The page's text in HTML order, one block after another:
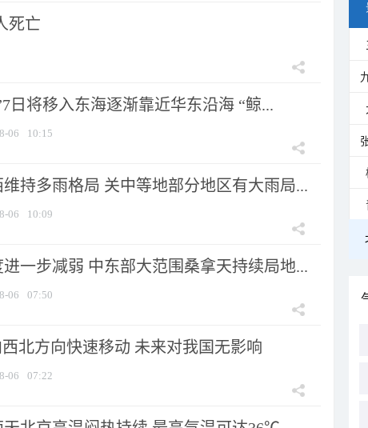
死亡
日将移入东海逐渐靠近华东沿海 “鲸...
06 10:15
持多雨格局 关中等地部分地区有大雨局...
06 10:09
一步减弱 中东部大范围桑拿天持续局地...
06 07:50
西北方向快速移动 未来对我国无影响
06 07:22